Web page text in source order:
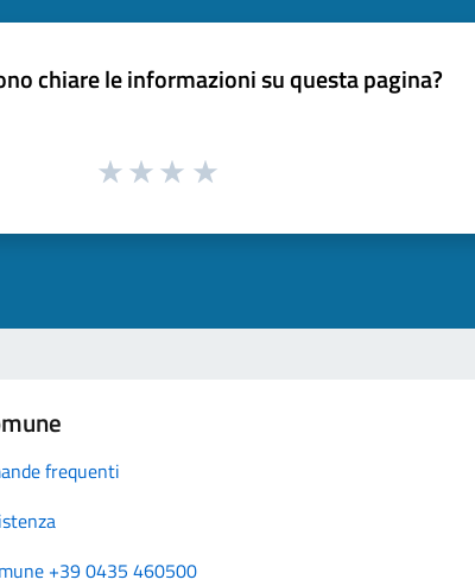
chiare le informazioni su questa pagina?
frequenti
+39 0435 460500